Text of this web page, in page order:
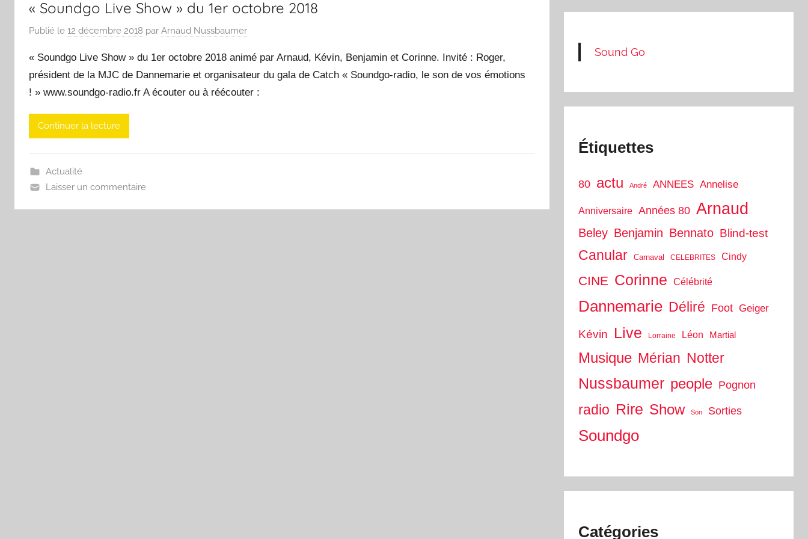
« Soundgo Live Show » du 1er octobre 2018
Publié le 12 décembre 2018 par Arnaud Nussbaumer
« Soundgo Live Show » du 1er octobre 2018 animé par Arnaud, Kévin, Benjamin et Corinne. Invité : Roger,
président de la MJC de Dannemarie et organisateur du gala de Catch « Soundgo-radio, le son de vos émotions
! » www.soundgo-radio.fr A écouter ou à réécouter :
Continuer la lecture
Actualité
Laisser un commentaire
Sound Go
Étiquettes
80 actu André ANNEES Annelise
Anniversaire Années 80 Arnaud
Beley Benjamin Bennato Blind-test
Canular Carnaval CELEBRITES Cindy
CINE Corinne Célébrité
Dannemarie Déliré Foot Geiger
Kévin Live Lorraine Léon Martial
Musique Mérian Notter
Nussbaumer people Pognon
radio Rire Show Son Sorties
Soundgo
Catégories